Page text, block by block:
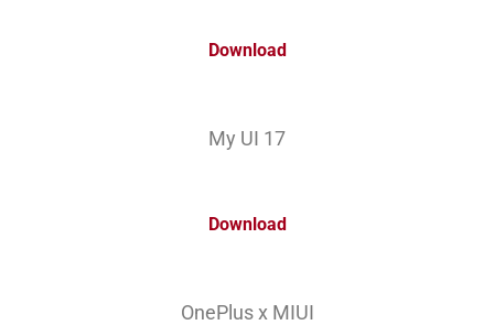
Download
My UI 17
Download
OnePlus x MIUI